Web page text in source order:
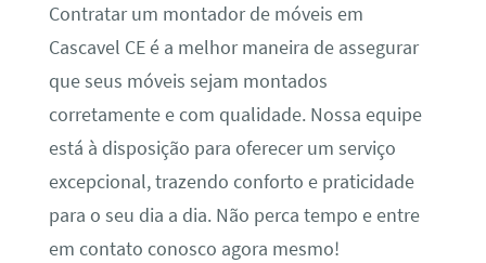
Contratar um montador de móveis em
Cascavel CE é a melhor maneira de assegurar
que seus móveis sejam montados
corretamente e com qualidade. Nossa equipe
está à disposição para oferecer um serviço
excepcional, trazendo conforto e praticidade
para o seu dia a dia. Não perca tempo e entre
em contato conosco agora mesmo!